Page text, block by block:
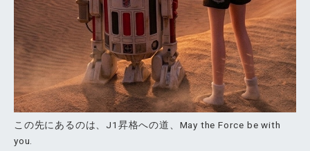
この先にあるのは、J1昇格への道、May the Force be with
you.